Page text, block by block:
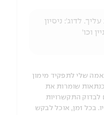
שלי לתפקיד מימון
שומרות את
לבדוק התקשרויות
בכל זמן, אוכל לבקש